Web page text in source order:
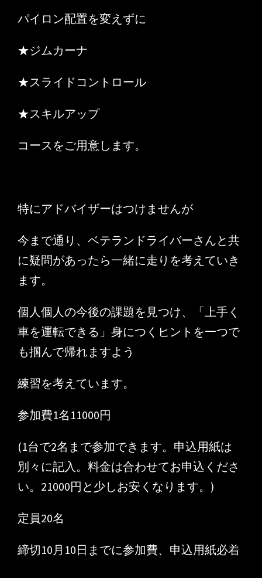
パイロン配置を変えずに
★ジムカーナ
★スライドコントロール
★スキルアップ
コースをご用意します。
特にアドバイザーはつけませんが
今まで通り、ベテランドライバーさんと共
に疑問があったら一緒に走りを考えていき
ます。
個人個人の今後の課題を見つけ、「上手く
車を運転できる」身につくヒントを一つで
も掴んで帰れますよう
練習を考えています。
参加費1名11000円
(1台で2名まで参加できます。申込用紙は
別々に記入。料金は合わせてお申込くださ
い。21000円と少しお安くなります。)
定員20名
締切10月10日までに参加費、申込用紙必着